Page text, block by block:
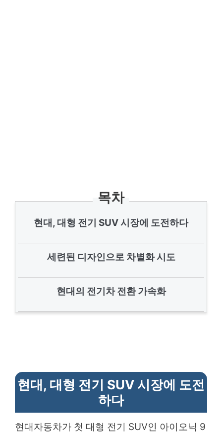
목차
현대, 대형 전기 SUV 시장에 도전하다
세련된 디자인으로 차별화 시도
현대의 전기차 전환 가속화
현대, 대형 전기 SUV 시장에 도전
하다
현대자동차가 첫 대형 전기 SUV인 아이오닉 9